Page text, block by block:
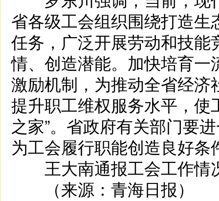
省各级工会组织围绕打造生
任务，广泛开展劳动和技
情、创造潜能。加快培育
激励机制，为推动全省经
提升职工维权服务水平，使
之家”。省政府有关部门要
为工会履行职能创造良好条
王大南通报工会工作情
（来源：青海日报）